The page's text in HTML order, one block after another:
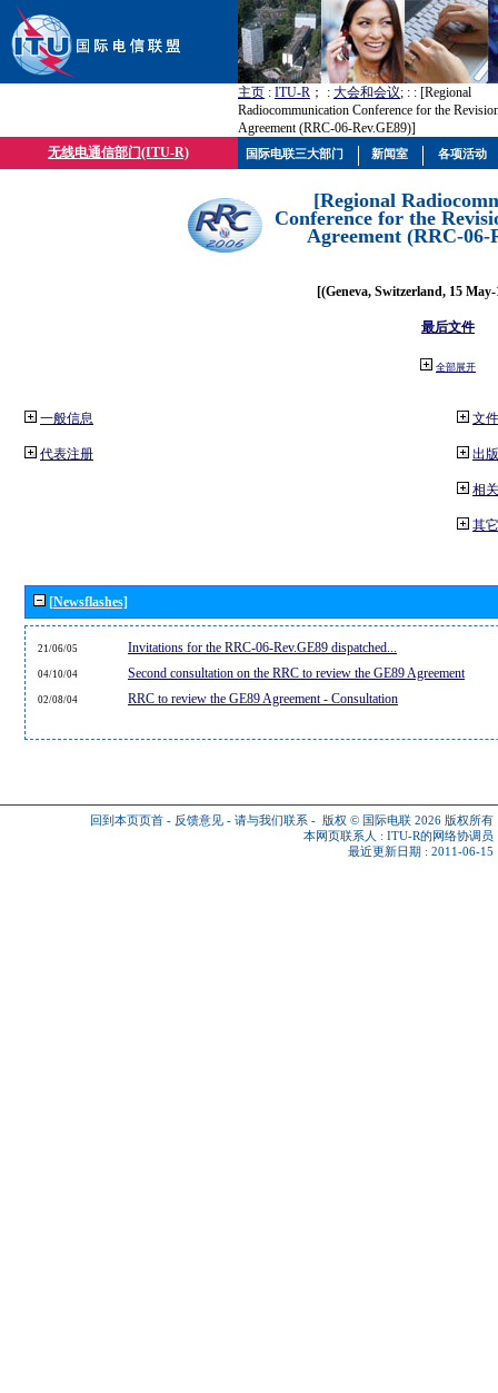
主页 : ITU-R ； : 大会和会议; : : [Regional
Radiocommunication Conference for the
Agreement (RRC-06-Rev.GE89)]
无线电通信部门(ITU-R)
[Regional
Conference for the
Agreement (RRC-06-
[(Geneva, Switzerland, 15
最后文件
全部展开
一般信息
代表注册
文件
出
相
其
[Newsflashes]
21/06/05 Invitations for the RRC-06-Rev.GE89 dispatched...
04/10/04 Second consultation on the RRC to review the GE89 Agreement
02/08/04 RRC to review the GE89 Agreement - Consultation
回到本页页首 - 反馈意见 - 请与我们联系 - 版权 © 国际电联 2026 版权所有
本网页联系人 : ITU-R的网络协调员
最近更新日期 : 2011-06-15
国际电联三大部门 新闻室 各项活动